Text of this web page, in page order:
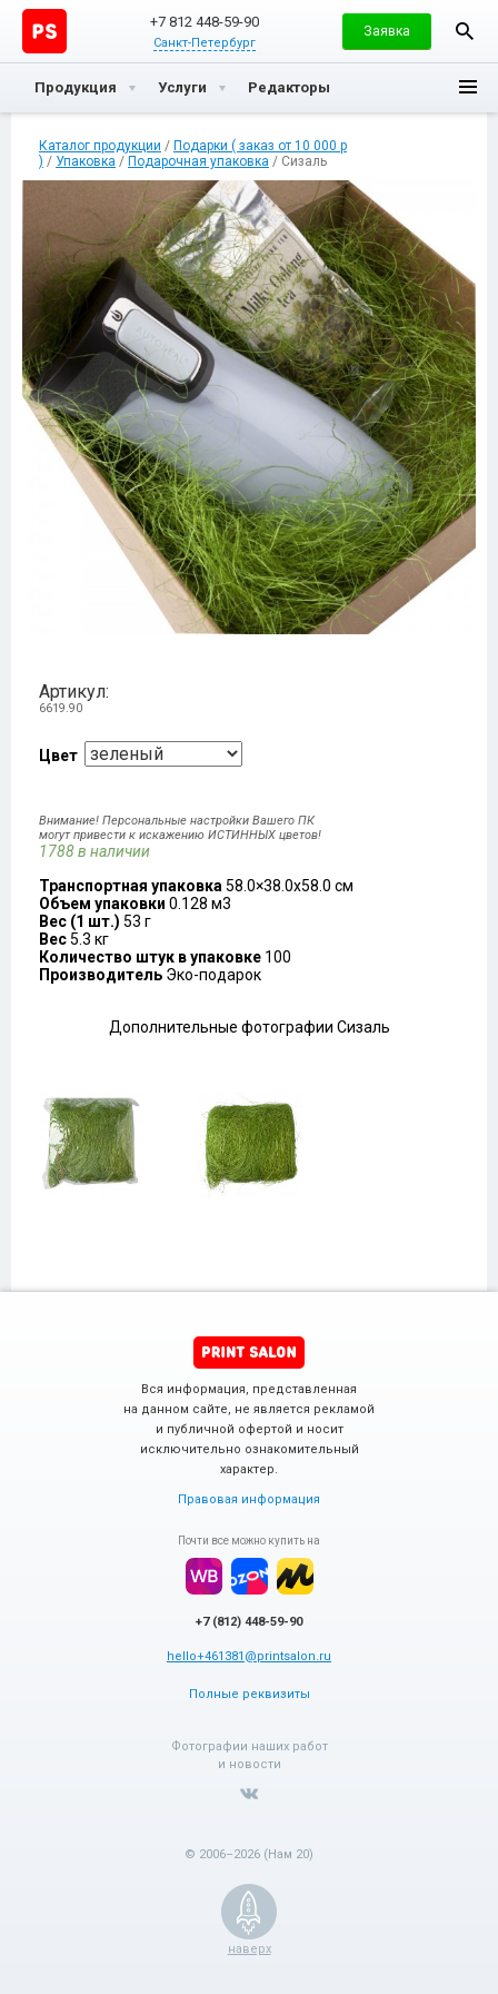
+7 812 448-59-90
Санкт-Петербург
Заявка
Продукция Услуги Редакторы
Каталог продукции / Подарки ( заказ от 10 000 р
) / Упаковка / Подарочная упаковка / Сизаль
Артикул:
6619.90
Цвет
Внимание! Персональные настройки Вашего ПК
могут привести к искажению ИСТИННЫХ цветов!
1788 в наличии
Транспортная упаковка 58.0×38.0x58.0 см
Объем упаковки 0.128 м3
Вес (1 шт.) 53 г
Вес5.3 кг
Количество штук в упаковке 100
Производитель Эко-подарок
Дополнительные фотографии Сизаль
Вся информация, представленная
на данном сайте, не является рекламой
и публичной офертой и носит
исключительно ознакомительный
характер.
Правовая информация
Почти все можно купить на
+7 (812) 448-59-90
hello+461381@printsalon.ru
Полные реквизиты
Фотографии наших работ
и новости
© 2006–2026 (Нам 20)
наверх